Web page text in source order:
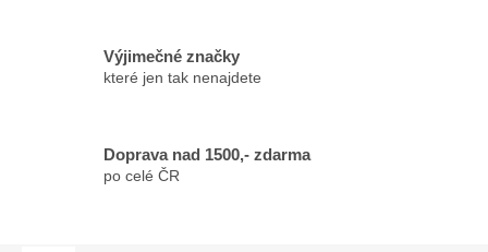
Výjimečné značky
které jen tak nenajdete
Doprava nad 1500,- zdarma
po celé ČR